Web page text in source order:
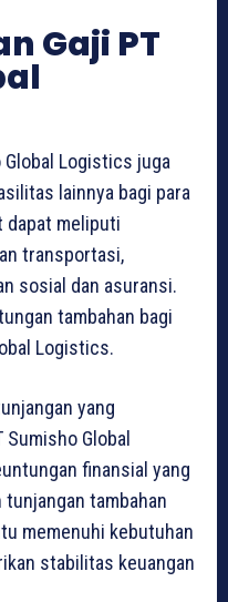
Gaji PT
Global Logistics juga
lainnya bagi para
dapat meliputi
transportasi,
sosial dan asuransi.
tambahan bagi
Logistics.
yang
Sumisho Global
finansial yang
tunjangan tambahan
memenuhi kebutuhan
stabilitas keuangan